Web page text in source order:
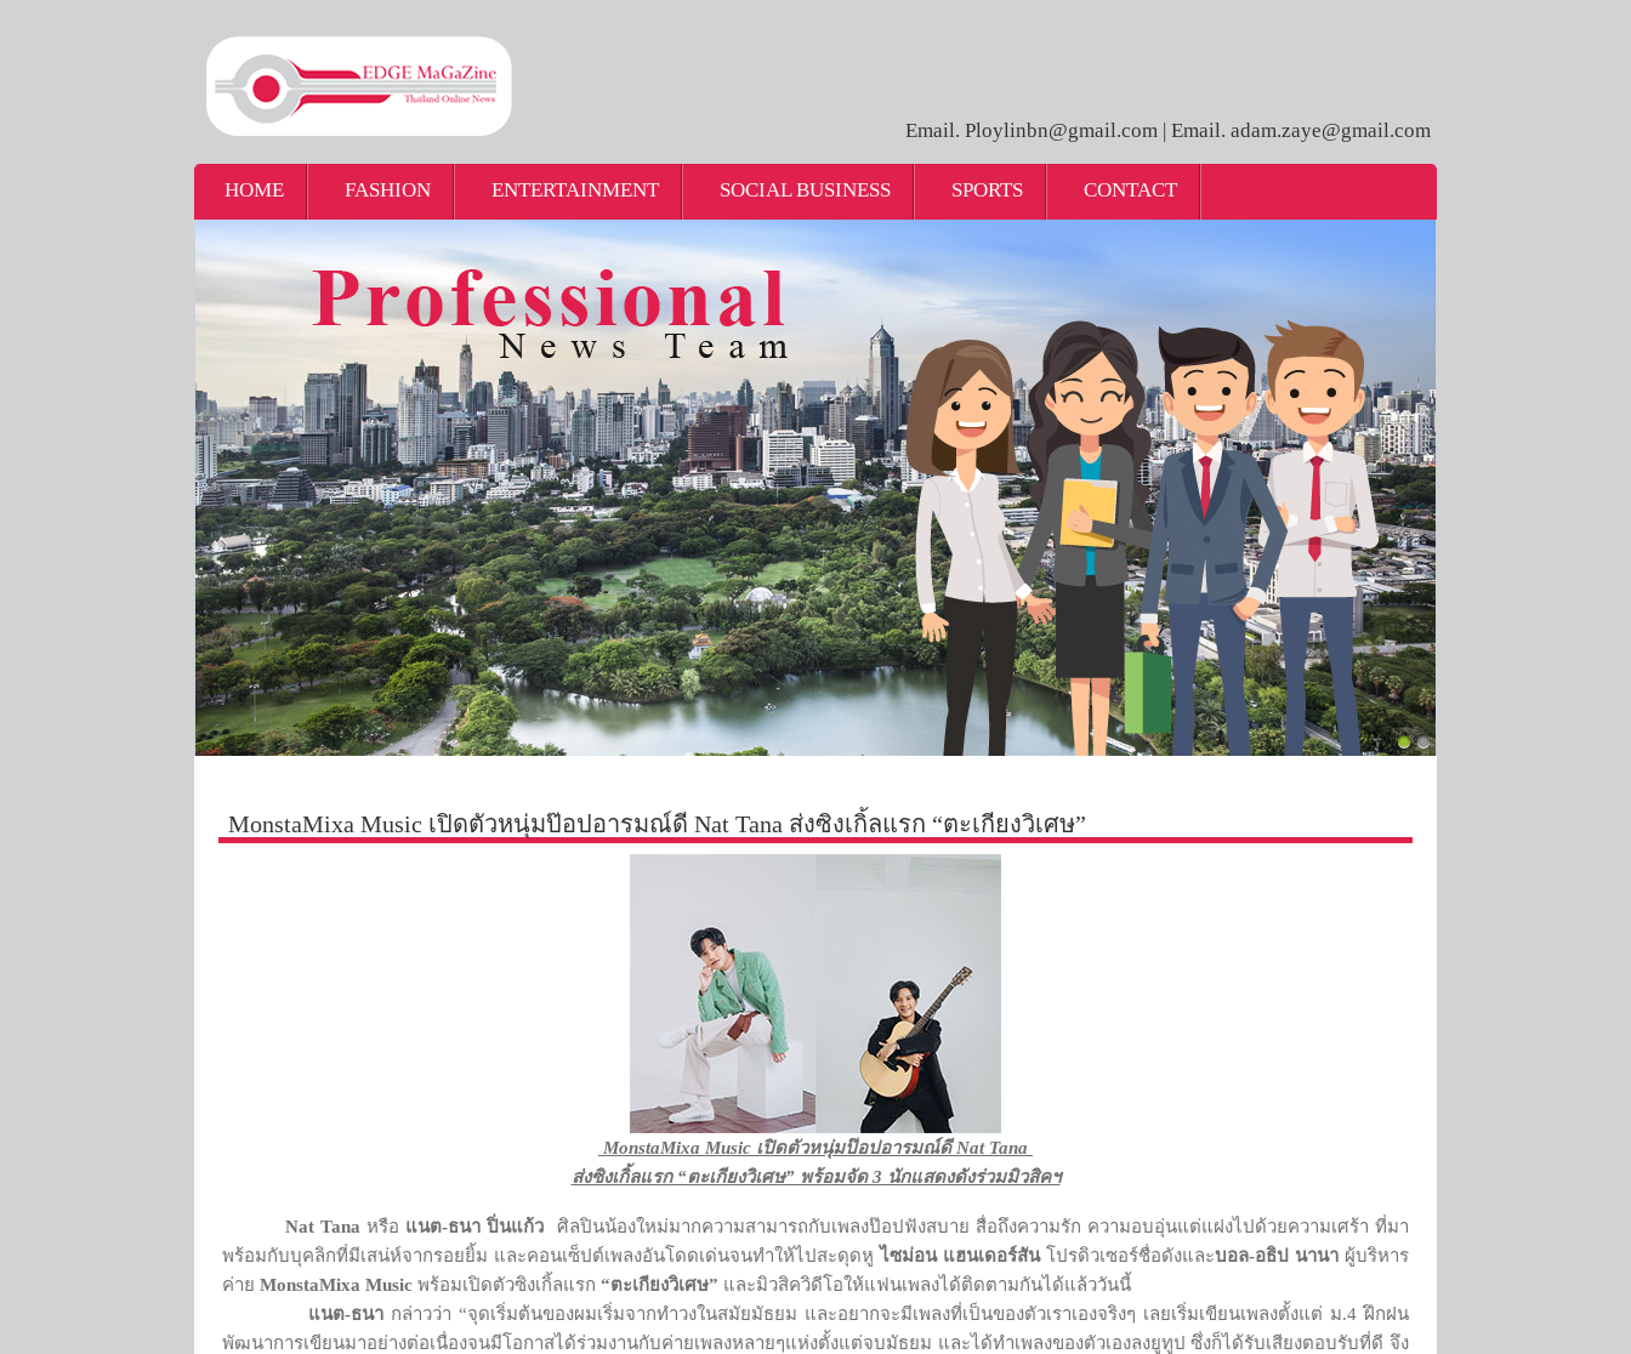
Email. Ploylinbn@gmail.com | Email. adam.zaye@gmail.com
HOME FASHION ENTERTAINMENT SOCIAL BUSINESS SPORTS CONTACT
MonstaMixa Music เปิดตัวหนุ่มป๊อปอารมณ์ดี Nat Tana ส่งซิงเกิ้ลแรก “ตะเกียงวิเศษ”
MonstaMixa Music เปิดตัวหนุ่มป๊อปอารมณ์ดี Nat Tana
ส่งซิงเกิ้ลแรก “ตะเกียงวิเศษ” พร้อมจัด 3 นักแสดงดังร่วมมิวสิคฯ
Nat Tana หรือ แนต-ธนา ปิ่นแก้ว ศิลปินน้องใหม่มากความสามารถกับเพลงป๊อปฟังสบาย สื่อถึงความรัก ความอบอุ่นแต่แฝงไปด้วยความเศร้า ที่มา
พร้อมกับบุคลิกที่มีเสน่ห์จากรอยยิ้ม และคอนเซ็ปต์เพลงอันโดดเด่นจนทำให้ไปสะดุดหู ไซม่อน แฮนเดอร์สัน โปรดิวเซอร์ชื่อดังและบอล-อธิป นานา ผู้บริหาร
ค่าย MonstaMixa Music พร้อมเปิดตัวซิงเกิ้ลแรก “ตะเกียงวิเศษ” และมิวสิควิดีโอให้แฟนเพลงได้ติดตามกันได้แล้ววันนี้
แนต-ธนา กล่าวว่า “จุดเริ่มต้นของผมเริ่มจากทำวงในสมัยมัธยม และอยากจะมีเพลงที่เป็นของตัวเราเองจริงๆ เลยเริ่มเขียนเพลงตั้งแต่ ม.4 ฝึกฝน
พัฒนาการเขียนมาอย่างต่อเนื่องจนมีโอกาสได้ร่วมงานกับค่ายเพลงหลายๆแห่งตั้งแต่จบมัธยม และได้ทำเพลงของตัวเองลงยูทูป ซึ่งก็ได้รับเสียงตอบรับที่ดี จึง